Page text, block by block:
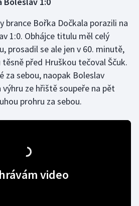
brance Bořka Dočkala porazili na
1:0. Obhájce titulu měl celý
prosadil se ale jen v 60. minutě,
před Hruškou tečoval Ščuk.
za sebou, naopak Boleslav
ze hřiště soupeře na pět
prohru za sebou.
video